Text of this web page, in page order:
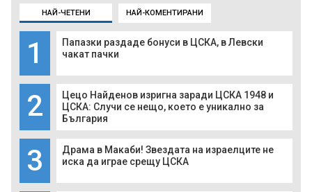
НАЙ-ЧЕТЕНИ НАЙ-КОМЕНТИРАНИ
1
Папазки раздаде бонуси в ЦСКА, в Левски
чакат пачки
2
Цецо Найденов изригна заради ЦСКА 1948 и
ЦСКА: Случи се нещо, което е уникално за
България
3
Драма в Макаби! Звездата на израелците не
иска да играе срещу ЦСКА